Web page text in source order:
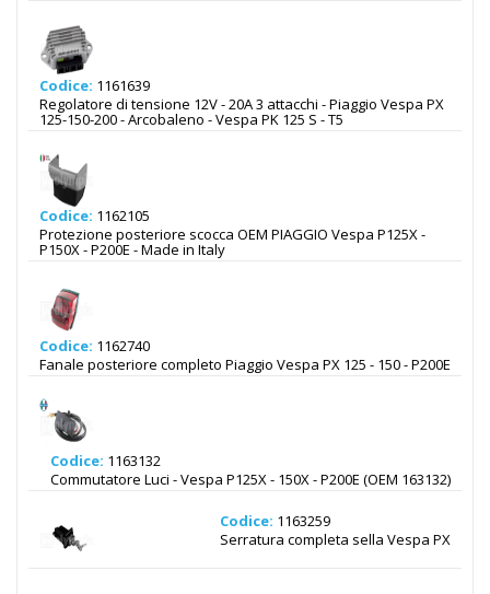
Codice: 1161639
Regolatore di tensione 12V - 20A 3 attacchi - Piaggio Vespa PX
125-150-200 - Arcobaleno - Vespa PK 125 S - T5
Codice: 1162105
Protezione posteriore scocca OEM PIAGGIO Vespa P125X -
P150X - P200E - Made in Italy
Codice: 1162740
Fanale posteriore completo Piaggio Vespa PX 125 - 150 - P200E
Codice: 1163132
Commutatore Luci - Vespa P125X - 150X - P200E (OEM 163132)
Codice: 1163259
Serratura completa sella Vespa PX